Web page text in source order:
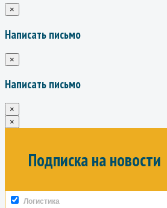
×
Написать письмо
×
Написать письмо
×
×
Подписка на новости
Логистика